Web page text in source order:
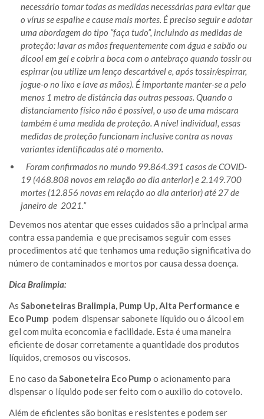
necessário tomar todas as medidas necessárias para evitar que
o vírus se espalhe e cause mais mortes. É preciso seguir e adotar
uma abordagem do tipo “faça tudo”, incluindo as medidas de
proteção: lavar as mãos frequentemente com água e sabão ou
álcool em gel e cobrir a boca com o antebraço quando tossir ou
espirrar (ou utilize um lenço descartável e, após tossir/espirrar,
jogue-o no lixo e lave as mãos). É importante manter-se a pelo
menos 1 metro de distância das outras pessoas. Quando o
distanciamento físico não é possível, o uso de uma máscara
também é uma medida de proteção. A nível individual, essas
medidas de proteção funcionam inclusive contra as novas
variantes identificadas até o momento.
Foram confirmados no mundo 99.864.391 casos de COVID-
19 (468.808 novos em relação ao dia anterior) e 2.149.700
mortes (12.856 novas em relação ao dia anterior) até 27 de
janeiro de 2021.”
Devemos nos atentar que esses cuidados são a principal arma
contra essa pandemia e que precisamos seguir com esses
procedimentos até que tenhamos uma redução significativa do
número de contaminados e mortos por causa dessa doença.
Dica Bralimpia:
As Saboneteiras Bralimpia, Pump Up, Alta Performance e
Eco Pump podem dispensar sabonete líquido ou o álcool em
gel com muita econcomia e facilidade. Esta é uma maneira
eficiente de dosar corretamente a quantidade dos produtos
líquidos, cremosos ou viscosos.
E no caso da Saboneteira Eco Pump o acionamento para
dispensar o líquido pode ser feito com o auxilio do cotovelo.
Além de eficientes são bonitas e resistentes e podem ser